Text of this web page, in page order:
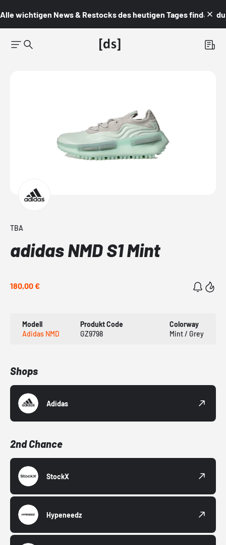
Alle wichtigen News & Restocks des heutigen Tages findest du
TBA
adidas NMD S1 Mint
180,00 €
Modell
Adidas NMD
Produkt Code
GZ9798
Colorway
Mint / Grey
Shops
Adidas
2nd Chance
StockX
Hypeneedz